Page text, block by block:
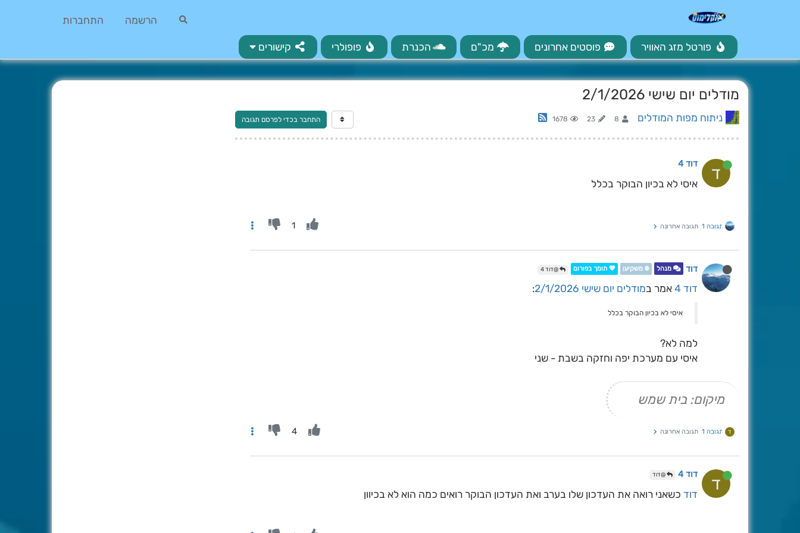
הרשמה התחברות
פורטל מזג האוויר פוסטים אחרונים מכ"ם הכנרת פופולרי קישורים
מודלים יום שישי 2/1/2026
ניתוח מפות המודלים 8
23
1678 התחבר בכדי לפרסם תגובה
ד דוד 4
איסי לא בכיון הבוקר בכלל
תגובה 1 תגובה אחרונה 1
דוד מנהל ❄️ משקיען 💖 תומך בפורום @דוד 4
דוד 4 אמר במודלים יום שישי 2/1/2026 :
איסי לא בכיון הבוקר בכלל
למה לא?
איסי עם מערכת יפה וחזקה בשבת - שני
מיקום: בית שמש
ד תגובה 1 תגובה אחרונה 4
ד דוד 4 @דוד
דוד כשאני רואה את העדכון שלו בערב ואת העדכון הבוקר רואים כמה הוא לא בכיוון